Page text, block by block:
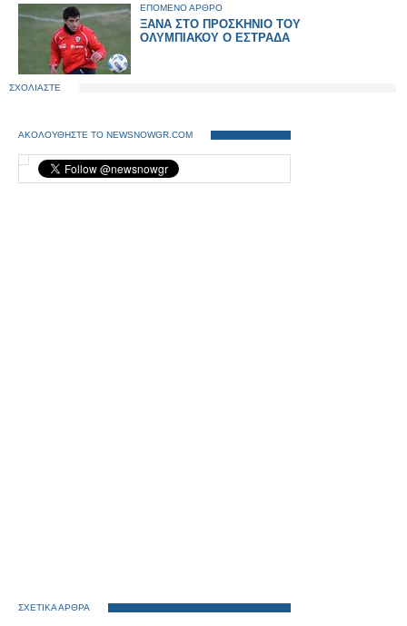
ΕΠΟΜΕΝΟ ΑΡΘΡΟ
ΞΑΝΑ ΣΤΟ ΠΡΟΣΚΗΝΙΟ ΤΟΥ
ΟΛΥΜΠΙΑΚΟΥ Ο ΕΣΤΡΑΔΑ
ΣΧΟΛΙΑΣΤΕ
ΑΚΟΛΟΥΘΗΣΤΕ ΤΟ NEWSNOWGR.COM
ΣΧΕΤΙΚΑ ΑΡΘΡΑ